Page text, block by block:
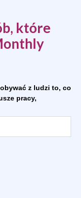
które
z ludzi to, co
pracy,